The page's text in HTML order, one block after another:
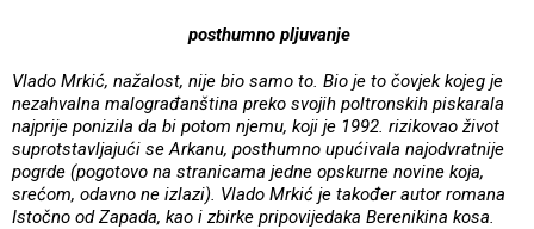
posthumno pljuvanje
Vlado Mrkić, nažalost, nije bio samo to. Bio je to čovjek kojeg je
nezahvalna malograđanština preko svojih poltronskih piskarala
najprije ponizila da bi potom njemu, koji je 1992. rizikovao život
suprotstavljajući se Arkanu, posthumno upućivala najodvratnije
pogrde (pogotovo na stranicama jedne opskurne novine koja,
srećom, odavno ne izlazi). Vlado Mrkić je također autor romana
Istočno od Zapada, kao i zbirke pripovijedaka Berenikina kosa.